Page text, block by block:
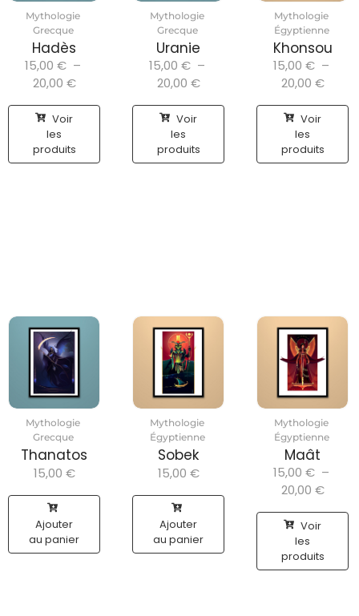
Mythologie
Grecque
Hadès
15,00 € –
20,00 €
Voir
les
produits
Mythologie
Grecque
Uranie
15,00 € –
20,00 €
Voir
les
produits
Mythologie
Égyptienne
Khonsou
15,00 € –
20,00 €
Voir
les
produits
Mythologie
Grecque
Thanatos
15,00 €
Ajouter
au panier
Mythologie
Égyptienne
Sobek
15,00 €
Ajouter
au panier
Mythologie
Égyptienne
Maât
15,00 € –
20,00 €
Voir
les
produits